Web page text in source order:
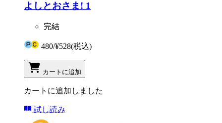
よしとおさま! 1
完結
480/¥528(税込)
カートに追加
カートに追加しました
試し読み